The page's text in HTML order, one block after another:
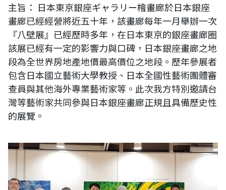
主旨： 日本東京銀座ギャラリー檜畫廊於日本銀座
畫廊已經經營將近五十年，該畫廊每年一月舉辦一次
『八壁展』已經歷時多年，在日本東京的銀座畫廊圈
該展已經有一定的影響力與口碑，日本銀座畫廊之地
段為全世界房地產地價最高價位之地段。歷年參展者
包含日本國立藝術大學教授、日本全國性藝術團體審
查員與其他海外專業藝術家等。此次我方特別邀請台
灣等藝術家共同參與日本銀座畫廊正規且具備歷史性
的展覽。
《台灣日本國際交流展》日本第56回 神奈川現代藝術家展